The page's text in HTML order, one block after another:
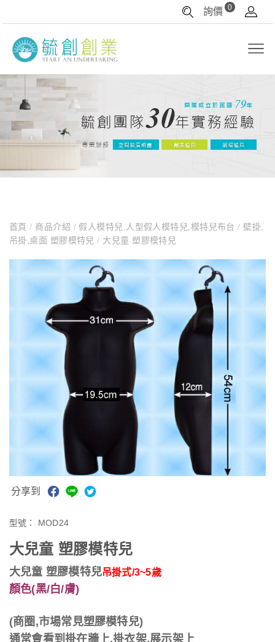
詢價 0
首頁/ 商品介紹 /假人模特兒,人型假人模特兒,模特兒布台/ 壁掛,
吊掛,桌面 塑膠模特兒/ 大兒童 塑膠模特兒
分享到
型號： MOD24
大兒童 塑膠模特兒
大兒童 塑膠模特兒吊掛式/3~5歲
顏色(黑/白/膚)
(商圈,市場常見塑膠模特兒)
通常會看到掛在牆上,掛衣架,展示架上